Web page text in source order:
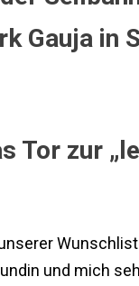
Tor zur
und mich